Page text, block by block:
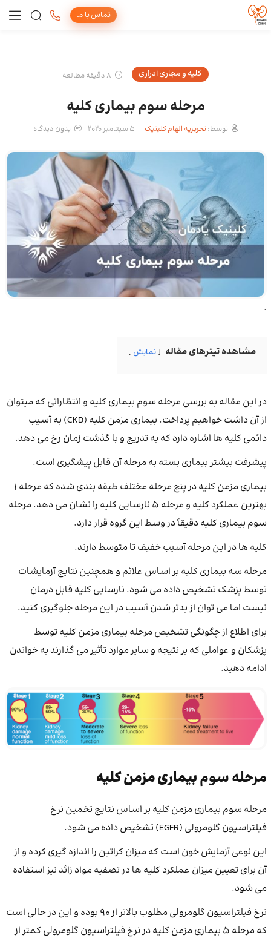
تماس با ما
کلیه و مجاری ادراری 8 دقیقه مطالعه
مرحله سوم بیماری کلیه
توسط: تحریریه الهام کلینیک 5 سپتامبر 2020 بدون دیدگاه
.
مشاهده تیترهای مقاله نمایش
در این مقاله به بررسی مرحله سوم بیماری کلیه و انتظاراتی که میتوان
از آن داشت خواهیم پرداخت. بیماری مزمن کلیه (CKD) به آسیب
دائمی کلیه ها اشاره دارد که به تدریج و با گذشت زمان رخ می دهد.
پیشرفت بیشتر بیماری بسته به مرحله آن قابل پیشگیری است.
بیماری مزمن کلیه در پنج مرحله مختلف طبقه بندی شده که مرحله 1
بهترین عملکرد کلیه و مرحله 5 نارسایی کلیه را نشان می دهد. مرحله
سوم بیماری کلیه دقیقاً در وسط این گروه قرار دارد.
کلیه ها در این مرحله آسیب خفیف تا متوسط ​​دارند.
مرحله سه بیماری کلیه بر اساس علائم و همچنین نتایج آزمایشات
توسط پزشک تشخیص داده می شود. نارسایی کلیه قابل درمان
نیست اما می توان از بدتر شدن آسیب در این مرحله جلوگیری کنید.
برای اطلاع از چگونگی تشخیص مرحله بیماری مزمن کلیه توسط
پزشکان و عواملی که بر نتیجه و سایر موارد تأثیر می گذارند به خواندن
ادامه دهید.
مرحله سومبیماری مزمن کلیه
مرحله سوم بیماری مزمن کلیه بر اساس نتایج تخمین نرخ
فیلتراسیون گلومرولی (EGFR) تشخیص داده می شود.
این نوعی آزمایش خون است که میزان کراتین را اندازه گیری کرده و از
آن برای تعیین میزان عملکرد کلیه ها در تصفیه مواد زائد نیز استفاده
می شود.
نرخ فیلتراسیون گلومرولی مطلوب بالاتر از 90 بوده و این در حالی است
که مرحله 5 بیماری مزمن کلیه در نرخ فیلتراسیون گلومرولی کمتر از